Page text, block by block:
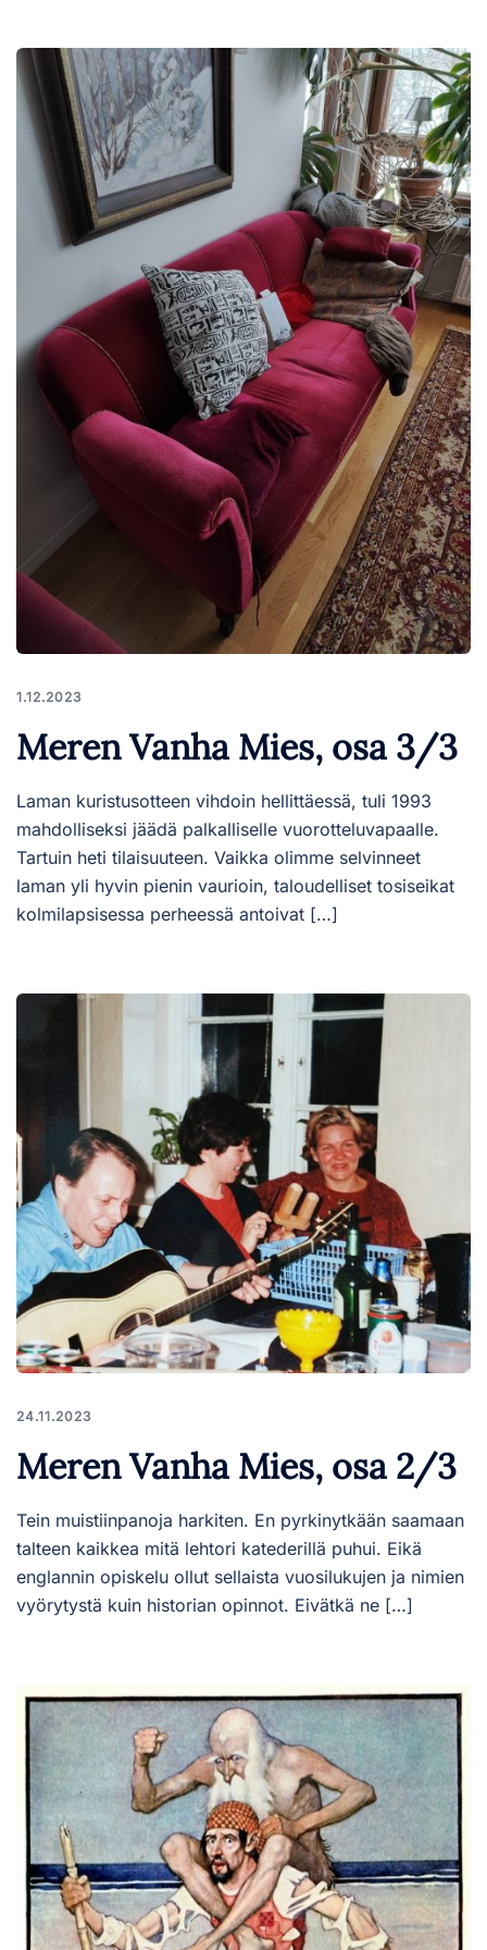
1.12.2023
Meren Vanha Mies, osa 3/3
Laman kuristusotteen vihdoin hellittäessä, tuli 1993
mahdolliseksi jäädä palkalliselle vuorotteluvapaalle.
Tartuin heti tilaisuuteen. Vaikka olimme selvinneet
laman yli hyvin pienin vaurioin, taloudelliset tosiseikat
kolmilapsisessa perheessä antoivat […]
24.11.2023
Meren Vanha Mies, osa 2/3
Tein muistiinpanoja harkiten. En pyrkinytkään saamaan
talteen kaikkea mitä lehtori katederillä puhui. Eikä
englannin opiskelu ollut sellaista vuosilukujen ja nimien
vyörytystä kuin historian opinnot. Eivätkä ne […]